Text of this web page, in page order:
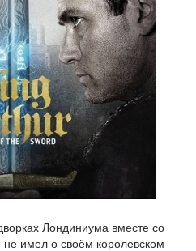
Лондиниума вместе со
имел о своём королевском